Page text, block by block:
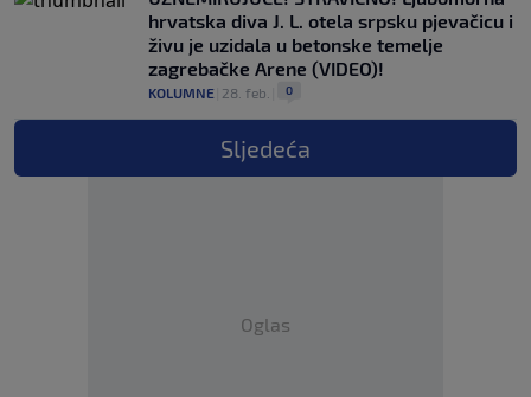
hrvatska diva J. L. otela srpsku pjevačicu i
živu je uzidala u betonske temelje
zagrebačke Arene (VIDEO)!
KOLUMNE 28. feb. 0
Sljedeća
Oglas